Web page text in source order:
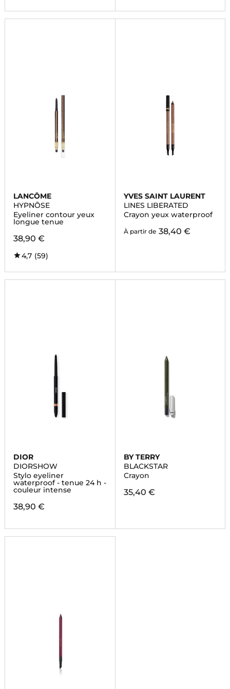
LANCÔME
HYPNÔSE
Eyeliner contour yeux
longue tenue
38,90 €
4,7 (59)
YVES SAINT LAURENT
LINES LIBERATED
Crayon yeux waterproof
À partir de 38,40 €
DIOR
DIORSHOW
Stylo eyeliner
waterproof - tenue 24 h -
couleur intense
38,90 €
BY TERRY
BLACKSTAR
Crayon
35,40 €